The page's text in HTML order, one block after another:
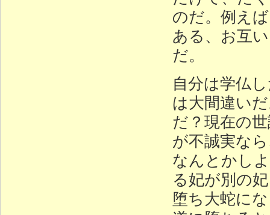
のだ。例え
ある、お互
だ。
自分は学仏
は大間違い
だ？現在の
が不誠実な
なんとかし
る妃が別の
堕ち大蛇に